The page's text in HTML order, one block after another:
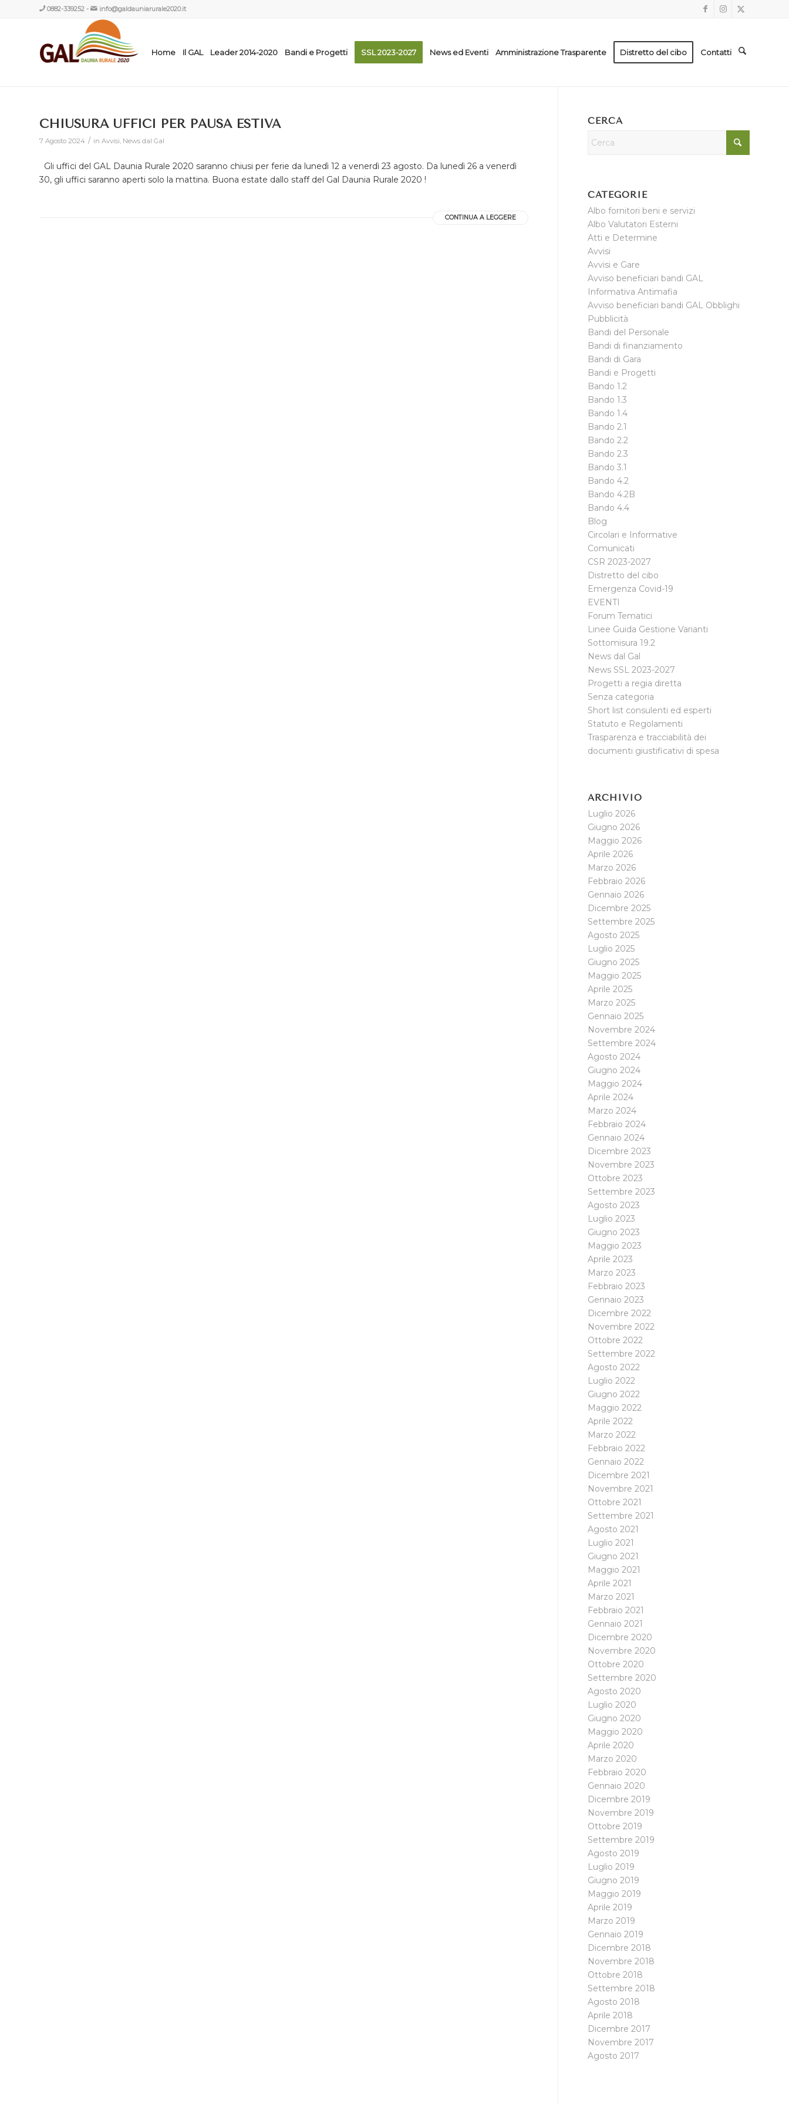
0882-339252 - info@galdauniarurale2020.it
Home Il GAL Leader 2014-2020 Bandi e Progetti SSL 2023-2027 News ed Eventi Amministrazione Trasparente Distretto del cibo Contatti
CHIUSURA UFFICI PER PAUSA ESTIVA
7 Agosto 2024 / in Avvisi, News dal Gal
Gli uffici del GAL Daunia Rurale 2020 saranno chiusi per ferie da lunedì 12 a venerdì 23 agosto. Da lunedì 26 a venerdì
30, gli uffici saranno aperti solo la mattina. Buona estate dallo staff del Gal Daunia Rurale 2020 !
CONTINUA A LEGGERE
CERCA
CATEGORIE
Albo fornitori beni e servizi
Albo Valutatori Esterni
Atti e Determine
Avvisi
Avvisi e Gare
Avviso beneficiari bandi GAL
Informativa Antimafia
Avviso beneficiari bandi GAL Obblighi
Pubblicità
Bandi del Personale
Bandi di finanziamento
Bandi di Gara
Bandi e Progetti
Bando 1.2
Bando 1.3
Bando 1.4
Bando 2.1
Bando 2.2
Bando 2.3
Bando 3.1
Bando 4.2
Bando 4.2B
Bando 4.4
Blog
Circolari e Informative
Comunicati
CSR 2023-2027
Distretto del cibo
Emergenza Covid-19
EVENTI
Forum Tematici
Linee Guida Gestione Varianti
Sottomisura 19.2
News dal Gal
News SSL 2023-2027
Progetti a regia diretta
Senza categoria
Short list consulenti ed esperti
Statuto e Regolamenti
Trasparenza e tracciabilità dei
documenti giustificativi di spesa
ARCHIVIO
Luglio 2026
Giugno 2026
Maggio 2026
Aprile 2026
Marzo 2026
Febbraio 2026
Gennaio 2026
Dicembre 2025
Settembre 2025
Agosto 2025
Luglio 2025
Giugno 2025
Maggio 2025
Aprile 2025
Marzo 2025
Gennaio 2025
Novembre 2024
Settembre 2024
Agosto 2024
Giugno 2024
Maggio 2024
Aprile 2024
Marzo 2024
Febbraio 2024
Gennaio 2024
Dicembre 2023
Novembre 2023
Ottobre 2023
Settembre 2023
Agosto 2023
Luglio 2023
Giugno 2023
Maggio 2023
Aprile 2023
Marzo 2023
Febbraio 2023
Gennaio 2023
Dicembre 2022
Novembre 2022
Ottobre 2022
Settembre 2022
Agosto 2022
Luglio 2022
Giugno 2022
Maggio 2022
Aprile 2022
Marzo 2022
Febbraio 2022
Gennaio 2022
Dicembre 2021
Novembre 2021
Ottobre 2021
Settembre 2021
Agosto 2021
Luglio 2021
Giugno 2021
Maggio 2021
Aprile 2021
Marzo 2021
Febbraio 2021
Gennaio 2021
Dicembre 2020
Novembre 2020
Ottobre 2020
Settembre 2020
Agosto 2020
Luglio 2020
Giugno 2020
Maggio 2020
Aprile 2020
Marzo 2020
Febbraio 2020
Gennaio 2020
Dicembre 2019
Novembre 2019
Ottobre 2019
Settembre 2019
Agosto 2019
Luglio 2019
Giugno 2019
Maggio 2019
Aprile 2019
Marzo 2019
Gennaio 2019
Dicembre 2018
Novembre 2018
Ottobre 2018
Settembre 2018
Agosto 2018
Aprile 2018
Dicembre 2017
Novembre 2017
Agosto 2017